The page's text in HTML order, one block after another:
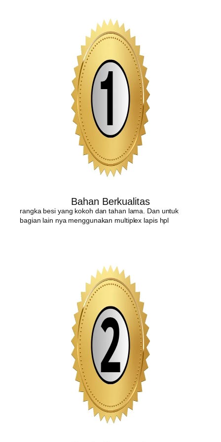
Bahan Berkualitas
rangka besi yang kokoh dan tahan lama. Dan untuk
bagian lain nya menggunakan multiplex lapis hpl